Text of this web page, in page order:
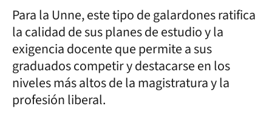
Para la Unne, este tipo de galardones ratifica
la calidad de sus planes de estudio y la
exigencia docente que permite a sus
graduados competir y destacarse en los
niveles más altos de la magistratura y la
profesión liberal.